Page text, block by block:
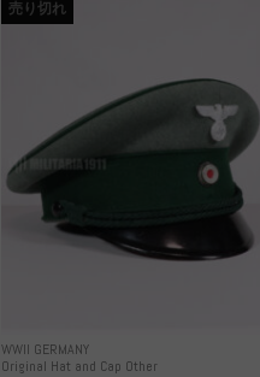
WWII GERMANY
Original Hat and Cap Other
売り切れ